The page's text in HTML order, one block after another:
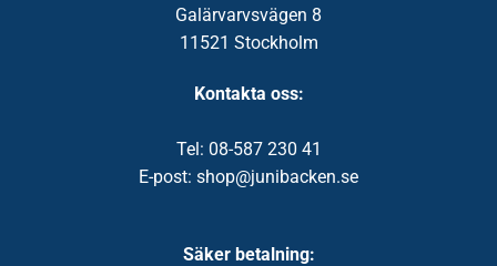
Galärvarvsvägen 8
11521 Stockholm
Kontakta oss:
Tel: 08-587 230 41
E-post: shop@junibacken.se
Säker betalning: